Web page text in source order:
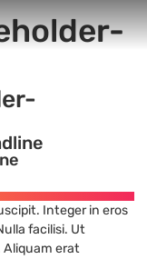
Integer in eros
facilisi. Ut
Aliquam erat